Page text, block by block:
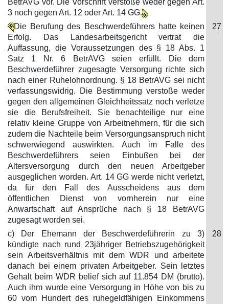
BetrAVG vor. Die Vorschrift verstoße weder gegen Art.
3 noch gegen Art. 12 oder Art. 14 GG.
Die Berufung des Beschwerdeführers hatte keinen
Erfolg. Das Landesarbeitsgericht vertrat die
Auffassung, die Voraussetzungen des § 18 Abs. 1
Satz 1 Nr. 6 BetrAVG seien erfüllt. Die dem
Beschwerdeführer zugesagte Versorgung richte sich
nach einer Ruhelohnordnung. § 18 BetrAVG sei nicht
verfassungswidrig. Die Bestimmung verstoße weder
gegen den allgemeinen Gleichheitssatz noch verletze
sie die Berufsfreiheit. Sie benachteilige nur eine
relativ kleine Gruppe von Arbeitnehmern, für die sich
zudem die Nachteile beim Versorgungsanspruch nicht
schwerwiegend auswirkten. Auch im Falle des
Beschwerdeführers seien Einbußen bei der
Altersversorgung durch den neuen Arbeitgeber
ausgeglichen worden. Art. 14 GG werde nicht verletzt,
da für den Fall des Ausscheidens aus dem
öffentlichen Dienst von vornherein nur eine
Anwartschaft auf Ansprüche nach § 18 BetrAVG
zugesagt worden sei.
27
c) Der Ehemann der Beschwerdeführerin zu 3)
kündigte nach rund 23jähriger Betriebszugehörigkeit
sein Arbeitsverhältnis mit dem WDR und arbeitete
danach bei einem privaten Arbeitgeber. Sein letztes
Gehalt beim WDR belief sich auf 11.854 DM (brutto).
Auch ihm wurde eine Versorgung in Höhe von bis zu
60 vom Hundert des ruhegeldfähigen Einkommens
28